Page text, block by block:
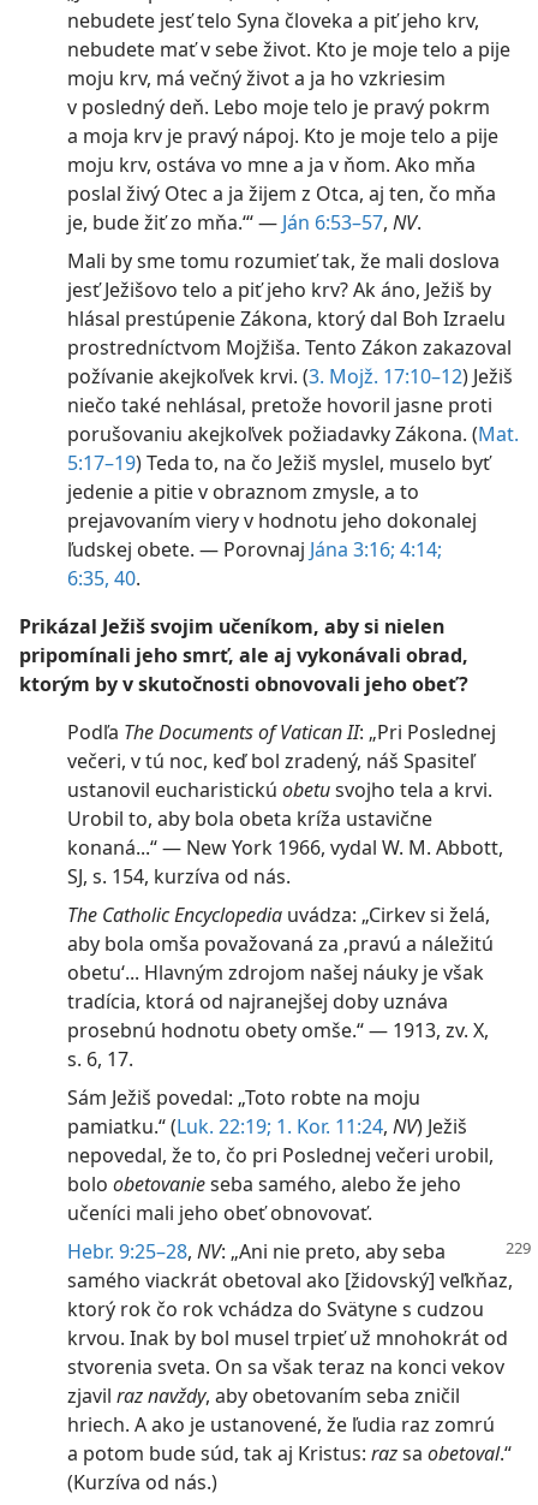
nebudete jesť telo Syna človeka a piť jeho krv,
nebudete mať v sebe život. Kto je moje telo a pije
moju krv, má večný život a ja ho vzkriesim
v posledný deň. Lebo moje telo je pravý pokrm
a moja krv je pravý nápoj. Kto je moje telo a pije
moju krv, ostáva vo mne a ja v ňom. Ako mňa
poslal živý Otec a ja žijem z Otca, aj ten, čo mňa
je, bude žiť zo mňa.‘“ — Ján 6:53–57, NV.
Mali by sme tomu rozumieť tak, že mali doslova
jesť Ježišovo telo a piť jeho krv? Ak áno, Ježiš by
hlásal prestúpenie Zákona, ktorý dal Boh Izraelu
prostredníctvom Mojžiša. Tento Zákon zakazoval
požívanie akejkoľvek krvi. (3. Mojž. 17:10–12) Ježiš
niečo také nehlásal, pretože hovoril jasne proti
porušovaniu akejkoľvek požiadavky Zákona. (Mat.
5:17–19) Teda to, na čo Ježiš myslel, muselo byť
jedenie a pitie v obraznom zmysle, a to
prejavovaním viery v hodnotu jeho dokonalej
ľudskej obete. — Porovnaj Jána 3:16; 4:14;
6:35, 40.
Prikázal Ježiš svojim učeníkom, aby si nielen
pripomínali jeho smrť, ale aj vykonávali obrad,
ktorým by v skutočnosti obnovovali jeho obeť?
Podľa The Documents of Vatican II: „Pri Poslednej
večeri, v tú noc, keď bol zradený, náš Spasiteľ
ustanovil eucharistickú obetusvojho tela a krvi.
Urobil to, aby bola obeta kríža ustavične
konaná...“ — New York 1966, vydal W. M. Abbott,
SJ, s. 154, kurzíva od nás.
The Catholic Encyclopedia uvádza: „Cirkev si želá,
aby bola omša považovaná za ‚pravú a náležitú
obetu‘... Hlavným zdrojom našej náuky je však
tradícia, ktorá od najranejšej doby uznáva
prosebnú hodnotu obety omše.“ — 1913, zv. X,
s. 6, 17.
Sám Ježiš povedal: „Toto robte na moju
pamiatku.“ ​(Luk. 22:19; 1. Kor. 11:24, NV) Ježiš
nepovedal, že to, čo pri Poslednej večeri urobil,
bolo obetovanieseba samého, alebo že jeho
učeníci mali jeho obeť obnovovať.
Hebr. 9:25–28, NV: „Ani nie preto, aby seba
samého viackrát obetoval ako [židovský] veľkňaz,
ktorý rok čo rok vchádza do Svätyne s cudzou
krvou. Inak by bol musel trpieť už mnohokrát od
stvorenia sveta. On sa však teraz na konci vekov
zjavil raz navždy, aby obetovaním seba zničil
hriech. A ako je ustanovené, že ľudia raz zomrú
a potom bude súd, tak aj Kristus: razsa obetoval.“ ​
(Kurzíva od nás.)